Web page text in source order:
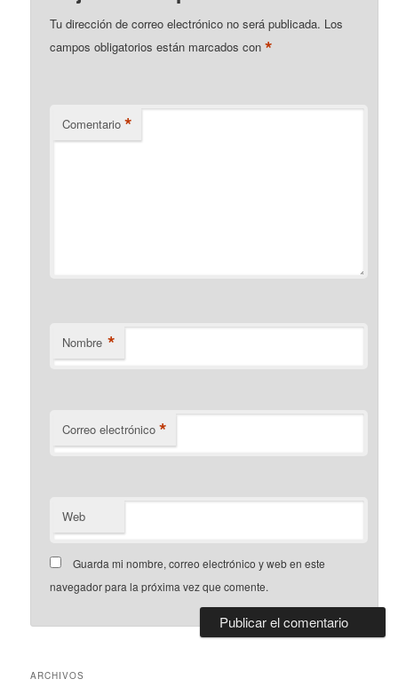
Tu dirección de correo electrónico no será publicada. Los
campos obligatorios están marcados con*
Comentario *
Nombre *
Correo electrónico *
Web
Guarda mi nombre, correo electrónico y web en este
navegador para la próxima vez que comente.
ARCHIVOS